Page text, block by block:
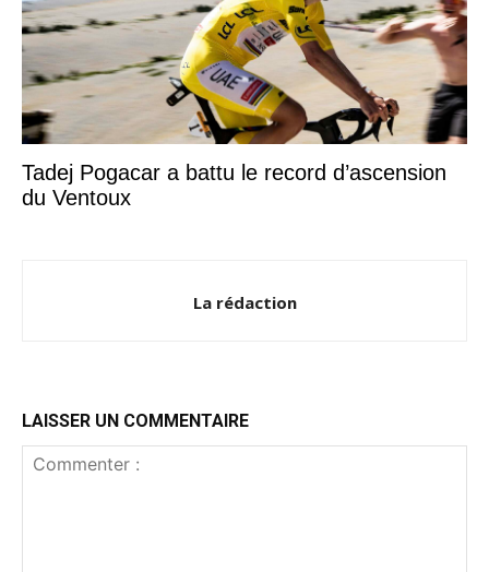
Tadej Pogacar a battu le record d’ascension
du Ventoux
La rédaction
LAISSER UN COMMENTAIRE